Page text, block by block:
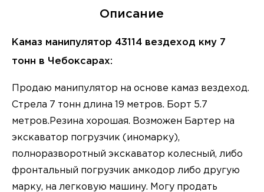
Описание
Камаз манипулятор 43114 вездеход кму 7
тонн в Чебоксарах:
Продаю манипулятор на основе камаз вездеход.
Стрела 7 тонн длина 19 метров. Борт 5.7
метров.Резина хорошая. Возможен Бартер на
экскаватор погрузчик (иномарку),
полноразворотный экскаватор колесный, либо
фронтальный погрузчик амкодор либо другую
марку, на легковую машину. Могу продать